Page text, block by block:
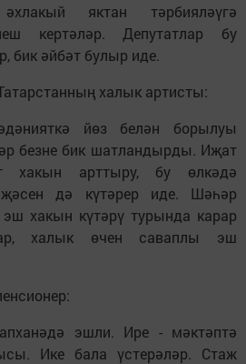
яктан тәрбияләүгә
кертәләр. Депутатлар бу
бик әйбәт булыр иде.
халык артисты:
йөз белән борылуы
безне бик шатландырды. Иҗат
хакын арттыру, бу өлкәдә
дә күтәрер иде. Шәһәр
хакын күтәрү турында карар
халык өчен саваплы эш
эшли. Ире - мәктәптә
Ике бала үстерәләр. Стаж